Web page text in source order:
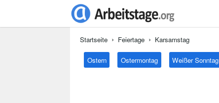
Startseite Feiertage Karsamstag
Ostern Ostermontag Weißer Sonntag